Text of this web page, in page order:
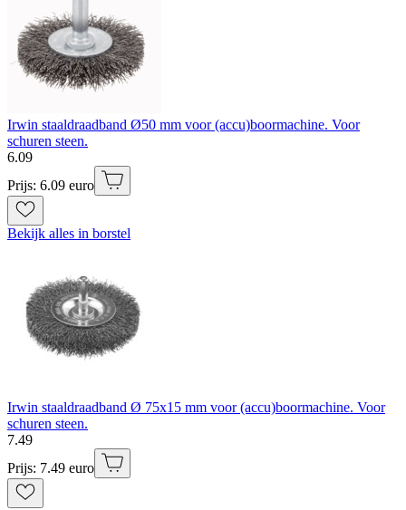
Irwin staaldraadband Ø50 mm voor (accu)boormachine. Voor
schuren steen.
6.09
Prijs: 6.09 euro
Bekijk alles in borstel
Irwin staaldraadband Ø 75x15 mm voor (accu)boormachine. Voor
schuren steen.
7.49
Prijs: 7.49 euro